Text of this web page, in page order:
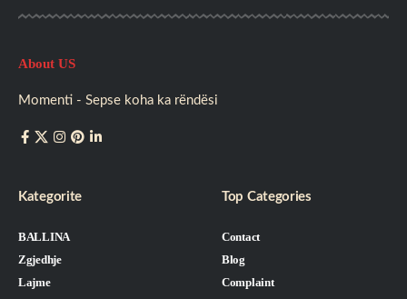
About US
Momenti - Sepse koha ka rëndësi
Kategorite
BALLINA
Zgjedhje
Lajme
Top Categories
Contact
Blog
Complaint